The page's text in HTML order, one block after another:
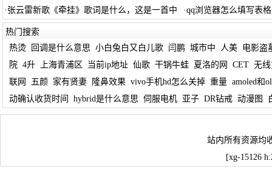
· 张云雷新歌《牵挂》歌词是什么，这是一首中 ·qq浏览器怎么填写表格
热门搜索
热烫
回调是什么意思 小白兔白又白儿歌 闫鹏 城市中 人美
电影盗
院 4升 上海青浦区 当前ip地址 仙歌 干锅牛蛙 夏洛的网 CET 无
联网
五颜 家有贤妻 隆鼻效果 vivo手机hd怎么关掉 重量 amoled和
动确认收货时间
hybrid是什么意思 伺服电机 亚子 DR钻戒 动漫图
站内所有资源均
[xg-15126